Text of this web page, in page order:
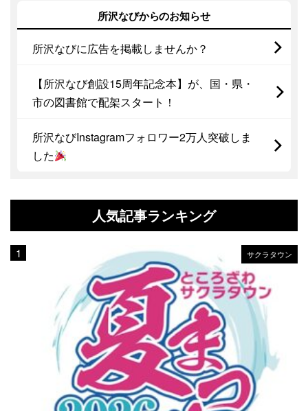
所沢なびからのお知らせ
所沢なびに広告を掲載しませんか？
【所沢なび創設15周年記念本】が、国・県・
市の図書館で配架スタート！
所沢なびInstagramフォロワー2万人突破しま
した
人気記事ランキング
サクラタウン